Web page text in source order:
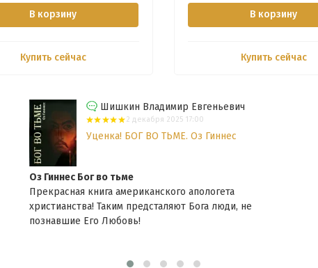
В корзину
Купить сейчас
В корзину
Купить сейчас
Шишкин Владимир Евгеньевич
2 декабря 2025 17:00
Уценка! БОГ ВО ТЬМЕ. Оз Гиннес
Оз Гиннес Бог во тьме
Прекрасная книга американского апологета
христианства! Таким предсталяют Бога люди, не
познавшие Его Любовь!